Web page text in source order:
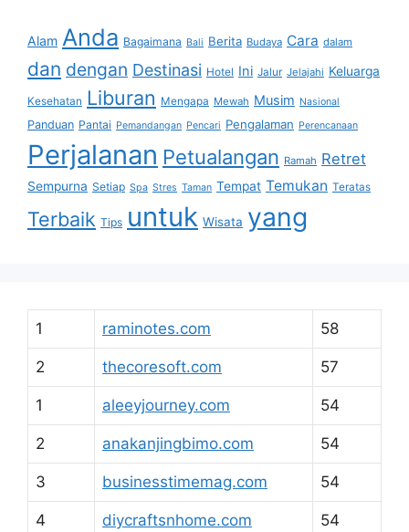
Alam Anda Bagaimana Bali Berita Budaya Cara dalam
dan dengan Destinasi Hotel Ini Jalur Jelajahi Keluarga
Kesehatan Liburan Mengapa Mewah Musim Nasional
Panduan Pantai Pemandangan Pencari Pengalaman Perencanaan
Perjalanan Petualangan Ramah Retret
Sempurna Setiap Spa Stres Taman Tempat Temukan Teratas
Terbaik Tips untuk Wisata yang
1 raminotes.com 58
2 thecoresoft.com 57
1 aleeyjourney.com 54
2 anakanjingbimo.com 54
3 businesstimemag.com 54
4 diycraftsnhome.com 54